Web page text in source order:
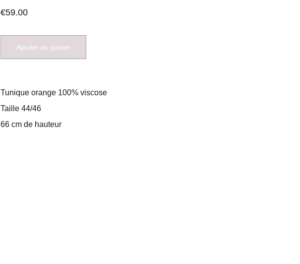
€59.00
Ajouter au panier
Tunique orange 100% viscose
Taille 44/46
66 cm de hauteur